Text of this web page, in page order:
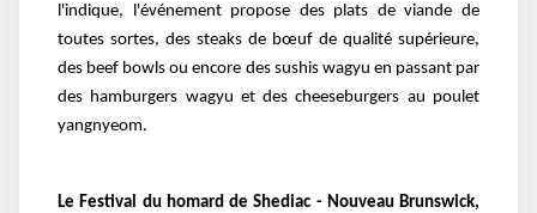
l'indique, l'événement propose des plats de viande de
toutes sortes, des steaks de bœuf de qualité supérieure,
des beef bowls ou encore des sushis wagyu en passant par
des hamburgers wagyu et des cheeseburgers au poulet
yangnyeom.
Le Festival du homard de Shediac - Nouveau Brunswick,